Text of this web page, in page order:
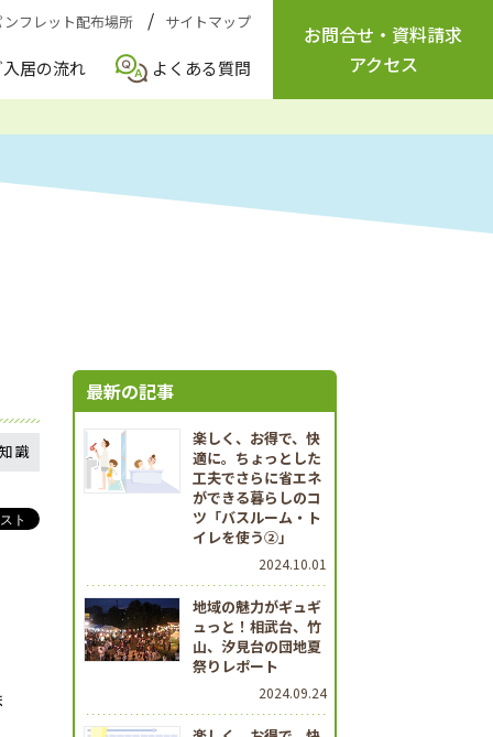
ンフレット配布場所 サイトマップ
入居の流れ よくある質問
お問合せ ・ 資料請求
アクセス
識
最新の記事
楽しく、お得で、快
適に。ちょっとした
工夫でさらに省エネ
ができる暮らしのコ
ツ「バスルーム・ト
イレを使う②」
2024.10.01
地域の魅力がギュギ
ュっと！相武台、竹
山、汐見台の団地夏
祭りレポート
2024.09.24